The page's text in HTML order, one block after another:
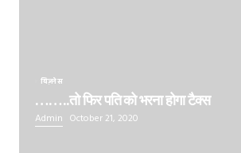
बिज़नेस
……..तो फिर पति को भरना होगा टैक्स
Admin October 21, 2020